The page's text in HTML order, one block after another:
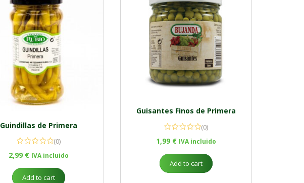
Guindillas de Primera
(0)
2,99 € IVA incluido
Add to cart
Guisantes Finos de Primera
(0)
1,99 € IVA incluido
Add to cart